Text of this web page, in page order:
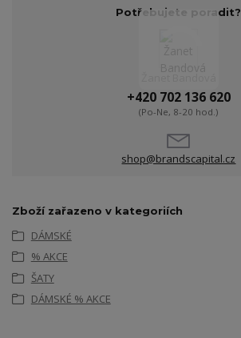
Potřebujete poradit?
+420 702 136 620
(Po-Ne, 8-20 hod.)
shop@brandscapital.cz
Zboží zařazeno v kategoriích
DÁMSKÉ
% AKCE
ŠATY
DÁMSKÉ % AKCE